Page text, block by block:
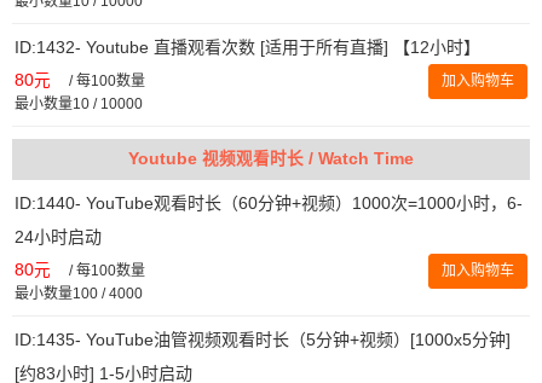
ID:1432- Youtube 直播观看次数 [适用于所有直播] 【12小时】
80元 /每100数量
最小数量10 / 10000
加入购物车
Youtube 视频观看时长 / Watch Time
ID:1440- YouTube观看时长（60分钟+视频）1000次=1000小时，6-
24小时启动
80元 /每100数量
最小数量100 / 4000
加入购物车
ID:1435- YouTube油管视频观看时长（5分钟+视频）[1000x5分钟]
[约83小时] 1-5小时启动